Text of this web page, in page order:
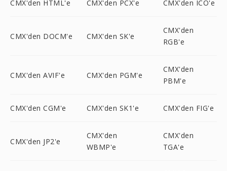
CMX'den HTML'e CMX'den PCX'e CMX'den ICO'e
CMX'den DOCM'e CMX'den SK'e
CMX'den
RGB'e
CMX'den AVIF'e CMX'den PGM'e
CMX'den
PBM'e
CMX'den CGM'e CMX'den SK1'e CMX'den FIG'e
CMX'den JP2'e
CMX'den
WBMP'e
CMX'den
TGA'e